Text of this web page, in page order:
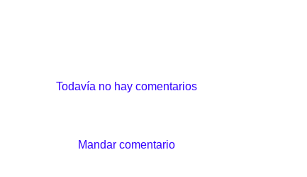
Todavía no hay comentarios
Mandar comentario